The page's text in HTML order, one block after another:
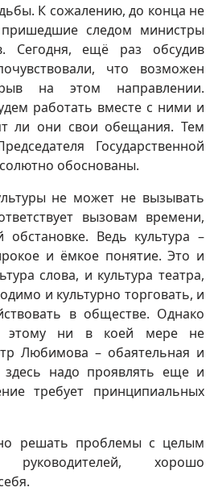
К сожалению, до конца не
следом министры
Сегодня, ещё раз обсудив
что возможен
на этом направлении.
работать вместе с ними и
ли они свои обещания. Тем
Государственной
обоснованы.
не может не вызывать
вызовам времени,
обстановке. Ведь культура –
и ёмкое понятие. Это и
слова, и культура театра,
и культурно торговать, и
в обществе. Однако
этому ни в коей мере не
Любимова – обаятельная и
надо проявлять еще и
требует принципиальных
решать проблемы с целым
хорошо